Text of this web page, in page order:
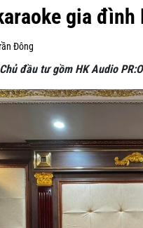
gia đình
Đông
đầu tư gồm HK Audio